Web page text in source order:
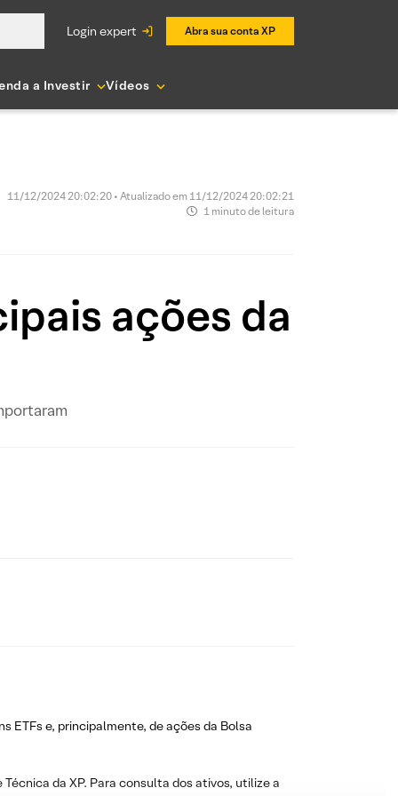
login expert Abra sua conta XP
a Investir Vídeos
11/12/2024 20:02:20 • Atualizado em 11/12/2024 20:02:21
1 minuto de leitura
ações da
ETFs e, principalmente, de ações da Bolsa
da XP. Para consulta dos ativos, utilize a